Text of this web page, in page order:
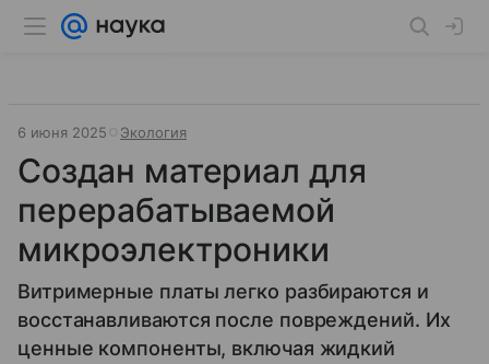
6 июня 2025 Экология
Создан материал для
перерабатываемой
микроэлектроники
Витримерные платы легко разбираются и
восстанавливаются после повреждений. Их
ценные компоненты, включая жидкий